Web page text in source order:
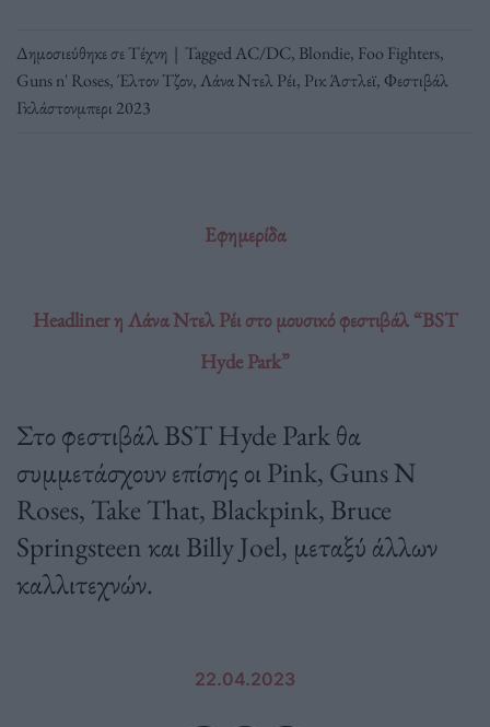
Δημοσιεύθηκε σεΤέχνη | TaggedAC/DC, Blondie, Foo Fighters,
Guns n' Roses,Έλτον Τζον,Λάνα Ντελ Ρέι, Ρικ Άστλεϊ, Φεστιβάλ
Γκλάστονμπερι 2023
Εφημερίδα
Headliner η Λάνα Ντελ Ρέι στο μουσικό φεστιβάλ “BST
Hyde Park”
Στο φεστιβάλ BST Hyde Park θα
συμμετάσχουν επίσης οι Pink, Guns N
Roses, Take That, Blackpink, Bruce
Springsteen και Billy Joel, μεταξύ άλλων
καλλιτεχνών.
22.04.2023